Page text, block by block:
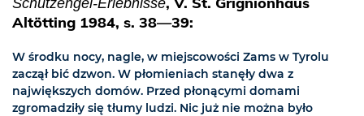
Schutzengel-Erlebnisse
Altötting 1984, s. 38—39:
W środku nocy, nagle, w miejscowości Zams w Tyrolu
zaczął bić dzwon. W płomieniach stanęły dwa z
największych domów. Przed płonącymi domami
zgromadziły się tłumy ludzi. Nic już nie można było